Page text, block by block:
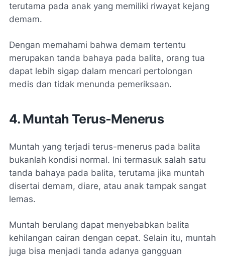
terutama pada anak yang memiliki riwayat kejang
demam.
Dengan memahami bahwa demam tertentu
merupakan tanda bahaya pada balita, orang tua
dapat lebih sigap dalam mencari pertolongan
medis dan tidak menunda pemeriksaan.
4. Muntah Terus-Menerus
Muntah yang terjadi terus-menerus pada balita
bukanlah kondisi normal. Ini termasuk salah satu
tanda bahaya pada balita, terutama jika muntah
disertai demam, diare, atau anak tampak sangat
lemas.
Muntah berulang dapat menyebabkan balita
kehilangan cairan dengan cepat. Selain itu, muntah
juga bisa menjadi tanda adanya gangguan